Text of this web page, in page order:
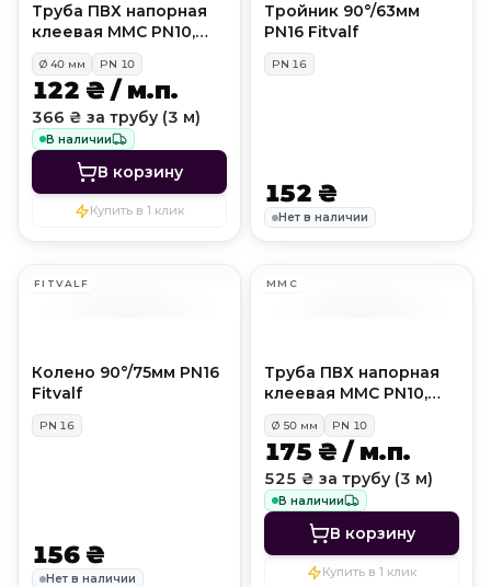
Труба ПВХ напорная
клеевая MMC PN10,
D40 мм
Ø 40 мм PN 10
122 ₴ / м.п.
366 ₴ за трубу (3 м)
В наличии
В корзину
Купить в 1 клик
Тройник 90°/63мм
PN16 Fitvalf
PN 16
152 ₴
Нет в наличии
FITVALF
Колено 90°/75мм PN16
Fitvalf
PN 16
156 ₴
Нет в наличии
MMC
Труба ПВХ напорная
клеевая MMC PN10,
D50 мм
Ø 50 мм PN 10
175 ₴ / м.п.
525 ₴ за трубу (3 м)
В наличии
В корзину
Купить в 1 клик